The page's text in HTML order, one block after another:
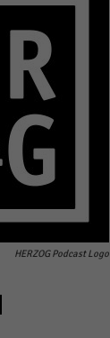
HERZOG Podcast Logo